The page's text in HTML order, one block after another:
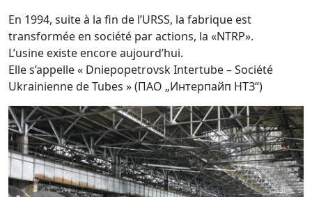
En 1994, suite à la fin de l’URSS, la fabrique est
transformée en société par actions, la «NTRP».
L’usine existe encore aujourd’hui.
Elle s’appelle « Dniepopetrovsk Intertube – Société
Ukrainienne de Tubes » (ПАО „Интерпайп НТЗ“)